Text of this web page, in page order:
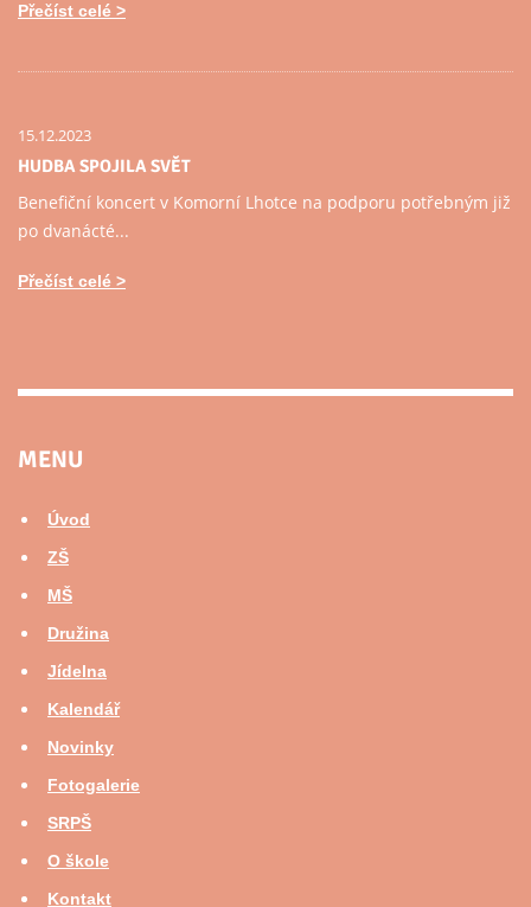
Přečíst celé
15.12.2023
HUDBA SPOJILA SVĚT
Benefiční koncert v Komorní Lhotce na podporu potřebným již
po dvanácté...
Přečíst celé
MENU
Úvod
ZŠ
MŠ
Družina
Jídelna
Kalendář
Novinky
Fotogalerie
SRPŠ
O škole
Kontakt